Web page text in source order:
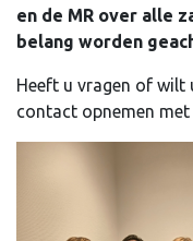
en de MR over alle
belang worden
Heeft u vragen of wilt
contact opnemen met